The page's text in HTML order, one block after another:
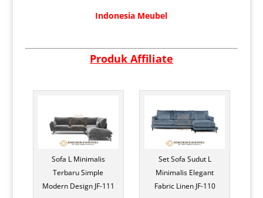
Indonesia Meubel
Produk Affiliate
Sofa L Minimalis
Terbaru Simple
Modern Design JF-111
Set Sofa Sudut L
Minimalis Elegant
Fabric Linen JF-110